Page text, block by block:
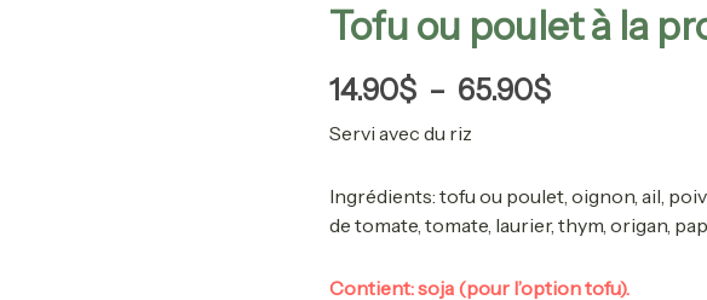
Tofu ou poulet à la
14.90$ – 65.90$
de
14.90$
65.90$
Servi avec du riz
Ingrédients: tofu ou poulet, oignon, ail,
de tomate, tomate, laurier, thym, origan,
Contient: soja (pour l’option tofu).
Tofu
ou
à
provençale